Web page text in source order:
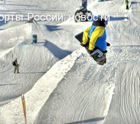

России: новости